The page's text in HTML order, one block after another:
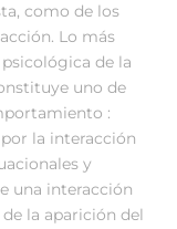
como de los
Lo más
de la
uno de
:
la interacción
y
una interacción
la aparición del